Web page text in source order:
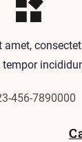
456-7890000